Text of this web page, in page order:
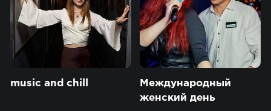
music and chill
Международный
женский день